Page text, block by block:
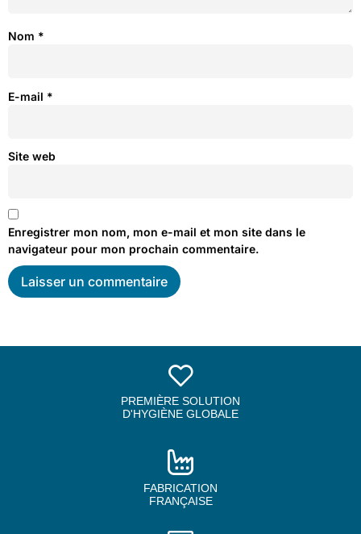
Nom *
E-mail *
Site web
Enregistrer mon nom, mon e-mail et mon site dans le
navigateur pour mon prochain commentaire.
PREMIÈRE SOLUTION
D'HYGIÈNE GLOBALE
FABRICATION
FRANÇAISE